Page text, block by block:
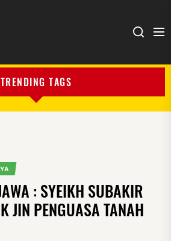
TRENDING TAGS
: SYEIKH SUBAKIR
JIN PENGUASA TANAH